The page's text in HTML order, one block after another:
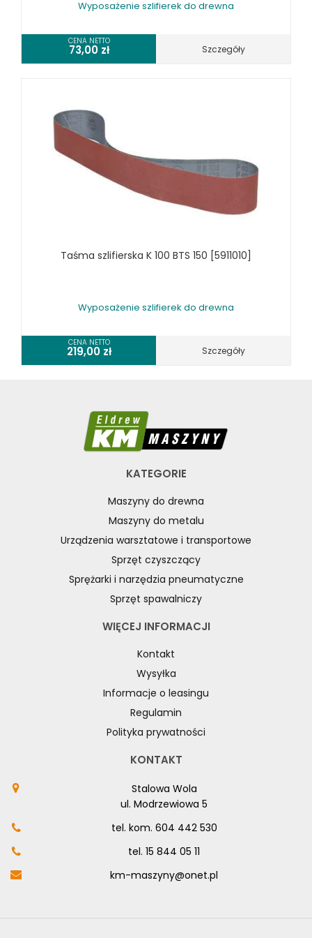
SPRĘŻARKI I NARZĘDZIA PNEUMATYCZNE
KOSZT DOSTAWY
Wyposażenie szlifierek do drewna
CENA NETTO
73,00 zł Szczegóły
Taśma szlifierska K 100 BTS 150 [5911010]
Wyposażenie szlifierek do drewna
CENA NETTO
219,00 zł Szczegóły
KATEGORIE
Maszyny do drewna
Maszyny do metalu
Urządzenia warsztatowe i transportowe
Sprzęt czyszczący
Sprężarki i narzędzia pneumatyczne
Sprzęt spawalniczy
WIĘCEJ INFORMACJI
Kontakt
Wysyłka
Informacje o leasingu
Regulamin
Polityka prywatności
KONTAKT
Stalowa Wola
ul. Modrzewiowa 5
tel. kom. 604 442 530
tel. 15 844 05 11
km-maszyny@onet.pl